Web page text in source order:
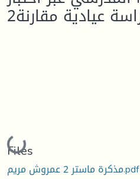
Loading...
Files
مذكرة ماستر 2 عمروش مريم.pdf